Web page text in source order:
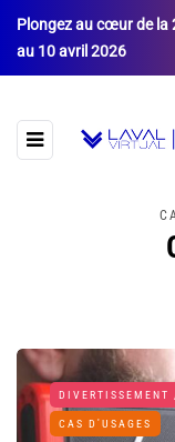
Plongez au cœur de la
au 10 avril 2026
CAS D'USAGES